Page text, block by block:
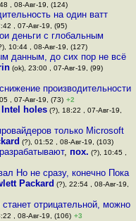
, 08-Авг-19, (124)
на один ватт
, 07-Авг-19, (95)
деньги с глобальным
10:44 , 08-Авг-19, (127)
данным, до сих пор не всё
(ok), 23:00 , 07-Авг-19, (99)
производительности
, 07-Авг-19, (73) +2
Intel holes(?), 18:22 , 07-Авг-19,
только Microsoft
(?), 01:52 , 08-Авг-19, (103)
, пох. (?), 10:45 ,
Но не сразу, конечно Пока
Packard (?), 22:54 , 08-Авг-19,
станет отрицательной, можно
, 08-Авг-19, (106) +3